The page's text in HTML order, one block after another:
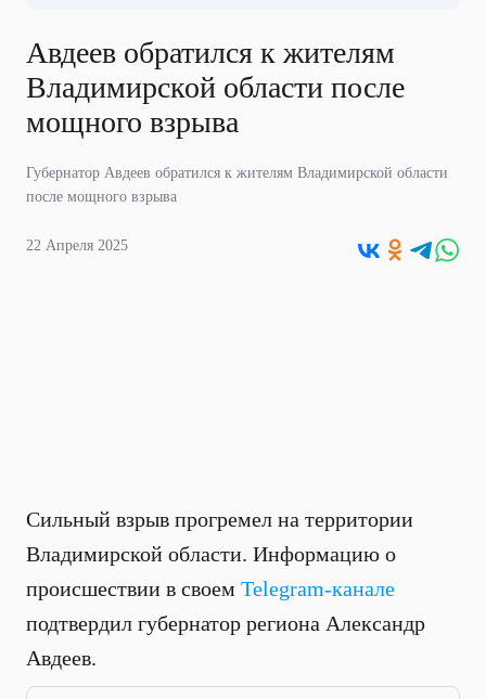
Авдеев обратился к жителям
Владимирской области после
мощного взрыва
Губернатор Авдеев обратился к жителям Владимирской области
после мощного взрыва
22 Апреля 2025
Сильный взрыв прогремел на территории
Владимирской области. Информацию о
происшествии в своем Telegram-канале
подтвердил губернатор региона Александр
Авдеев.